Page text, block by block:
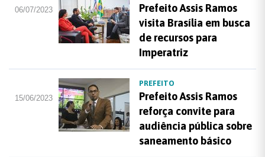
06/07/2023
Prefeito Assis Ramos
visita Brasília em busca
de recursos para
Imperatriz
15/06/2023
PREFEITO
Prefeito Assis Ramos
reforça convite para
audiência pública sobre
saneamento básico